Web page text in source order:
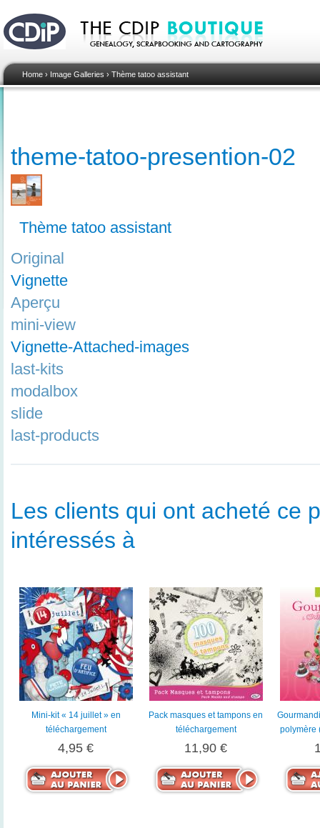
Home › Image Galleries › Thème tatoo assistant
theme-tatoo-presention-02
Thème tatoo assistant
Original
Vignette
Aperçu
mini-view
Vignette-Attached-images
last-kits
modalbox
slide
last-products
Les clients qui ont acheté ce
intéressés à
Mini-kit « 14 juillet » en
téléchargement
4,95 €
Pack masques et tampons en
téléchargement
11,90 €
polymère